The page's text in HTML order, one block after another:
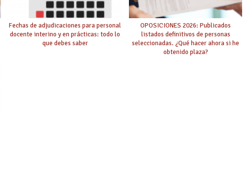
Fechas de adjudicaciones para personal
docente interino y en prácticas: todo lo
que debes saber
OPOSICIONES 2026: Publicados
listados definitivos de personas
seleccionadas. ¿Qué hacer ahora si he
obtenido plaza?